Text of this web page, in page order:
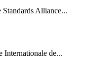
Alliance...
Internationale de...